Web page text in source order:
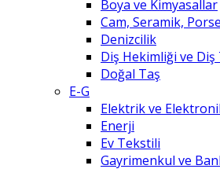
Boya ve Kimyasallar
Cam, Seramik,
Denizcilik
Diş Hekimliği ve
Doğal Taş
E-G
Elektrik ve
Enerji
Ev Tekstili
Gayrimenkul ve